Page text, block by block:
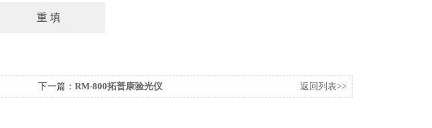
下一篇： RM-800拓普康验光仪 返回列表>>